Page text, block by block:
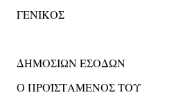
ΓΕΝΙΚΟΣ
ΔΗΜΟΣΙΩΝ ΕΣΟΔΩΝ
O ΠΡΟΪΣΤΑΜΕΝΟΣ ΤΟΥ